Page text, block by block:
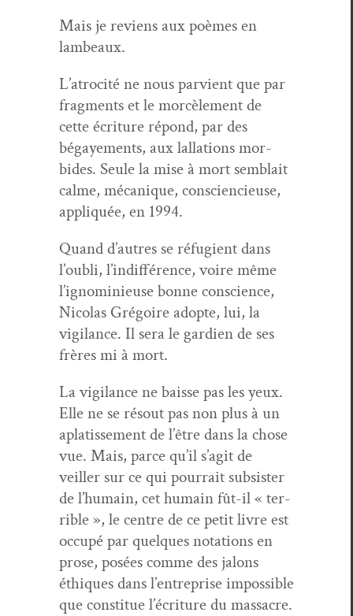
Mais je reviens aux poèmes en
lambeaux.
L’atrocité ne nous parvient que par
frag­ments et le mor­cèle­ment de
cette écri­t­ure répond, par des
bégayements, aux lal­la­tions mor­
bides. Seule la mise à mort sem­blait
calme, mécanique, con­scien­cieuse,
appliquée, en 1994.
Quand d’autres se réfugient dans
l’oubli, l’indifférence, voire même
l’ignominieuse bonne con­science,
Nico­las Gré­goire adopte, lui, la
vig­i­lance. Il sera le gar­di­en de ses
frères mi à mort.
La vig­i­lance ne baisse pas les yeux.
Elle ne se résout pas non plus à un
aplatisse­ment de l’être dans la chose
vue. Mais, parce qu’il s’agit de
veiller sur ce qui pour­rait sub­sis­ter
de l’humain, cet humain fût-il « ter­
ri­ble », le cen­tre de ce petit livre est
occupé par quelques nota­tions en
prose, posées comme des jalons
éthiques dans l’entreprise impos­si­ble
que con­stitue l’écriture du massacre.